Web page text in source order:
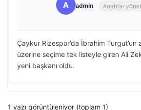
A admin Anahtar
Çaykur Rizespor’da İbrahim Turgut’un
üzerine seçime tek listeyle giren Ali
yeni başkanı oldu.
1 yazı görüntüleniyor (toplam 1)